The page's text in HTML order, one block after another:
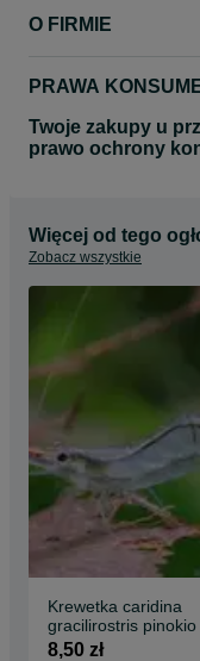
O FIRMIE
PRAWA
Twoje zakupy u
prawo ochrony
Więcej od tego
Zobacz wszystkie
Krewetka caridina
gracilirostris pinokio
8,50 zł